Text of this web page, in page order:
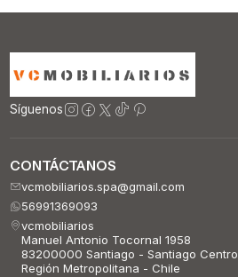
Síguenos
CONTÁCTANOS
vcmobiliarios.spa@gmail.com
56991369093
vcmobiliarios
Manuel Antonio Tocornal 1958
83200000 Santiago - Santiago Centro
Región Metropolitana - Chile